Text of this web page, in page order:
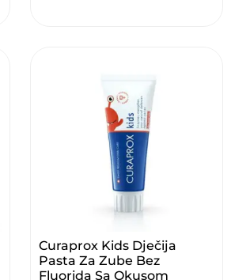
Curaprox Kids Dječija
Pasta Za Zube Bez
Fluorida Sa Okusom